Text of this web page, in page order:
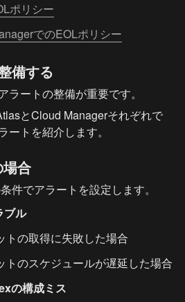
ポリシー
でのEOLポリシー
備する
ラートの整備が重要です。
とCloud Managerそれぞれで
トを紹介します。
合
件でアラートを設定します。
ブル
トの取得に失敗した場合
トのスケジュールが遅延した場合
の構成ミス